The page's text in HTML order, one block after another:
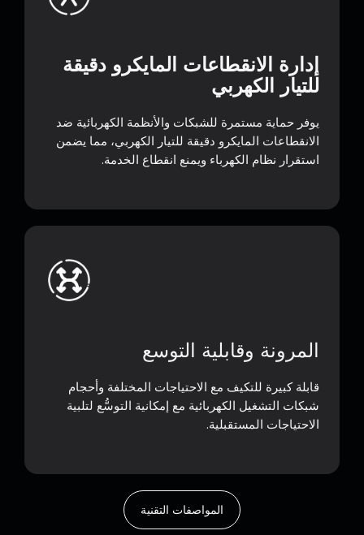
إدارة الانقطاعات المايكرو دقيقة
للتيار الكهربي
يوفر حماية مستمرة للشبكات والأنظمة الكهربائية ضد
الانقطاعات المايكرو دقيقة للتيار الكهربي، مما يضمن
استقرار نظام الكهرباء ويمنع انقطاع الخدمة.
المرونة وقابلية التوسع
قابلة كبيرة للتكيف مع الاحتياجات المختلفة وأحجام
شبكات التشغيل الكهربائية مع إمكانية التوسُّع لتلبية
الاحتياجات المستقبلية.
المواصفات التقنية